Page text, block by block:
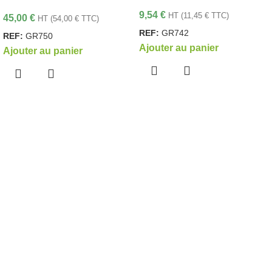
45,00 € HT (54,00 € TTC)
REF: GR750
Ajouter au panier
9,54 € HT (11,45 € TTC)
REF: GR742
Ajouter au panier